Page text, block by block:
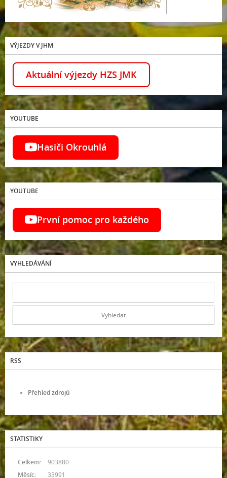
VÝJEZDY V JHM
Aktuální výjezdy HZS JMK
YOUTUBE
Hasiči Okrouhlá
YOUTUBE
První pomoc pro každého
VYHLEDÁVÁNÍ
RSS
Přehled zdrojů
STATISTIKY
Celkem:
903880
Měsíc:
33991